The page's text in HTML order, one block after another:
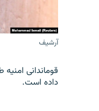
آرشیف
قوماندانی
داده است.